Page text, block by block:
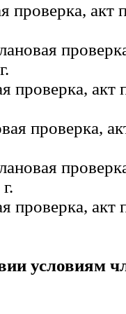
проверка,
проверка,
проверка,
проверка,
условиям